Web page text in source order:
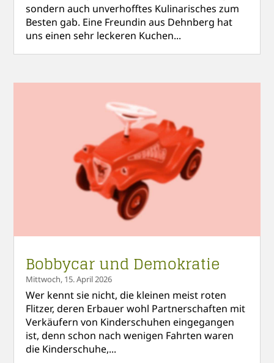
sondern auch unverhofftes Kulinarisches zum
Besten gab. Eine Freundin aus Dehnberg hat
uns einen sehr leckeren Kuchen...
Bobbycar und Demokratie
Mittwoch, 15. April 2026
Wer kennt sie nicht, die kleinen meist roten
Flitzer, deren Erbauer wohl Partnerschaften mit
Verkäufern von Kinderschuhen eingegangen
ist, denn schon nach wenigen Fahrten waren
die Kinderschuhe,...